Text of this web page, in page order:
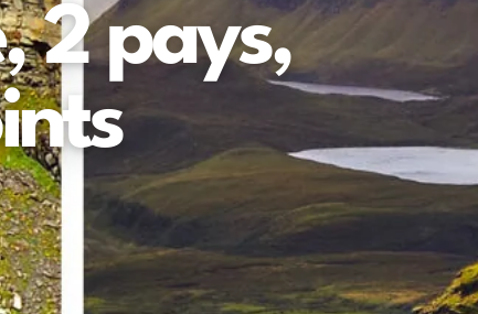
2 pays,